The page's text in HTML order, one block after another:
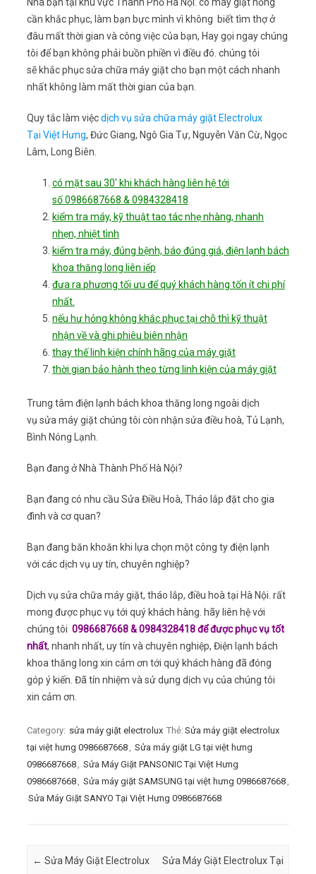
cần khắc phục, làm bạn bực mình vì không biết tìm thợ ở
đâu mất thời gian và công việc của bạn, Hay gọi ngay chúng
tôi để bạn không phải buồn phiền vì điều đó. chúng tôi
sẽ khắc phục sửa chữa máy giặt cho bạn một cách nhanh
nhất không làm mất thời gian của bạn.
Quy tắc làm việcdịch vụ sửa chữa máy giặt Electrolux
Tại Việt Hưng, Đức Giang, Ngô Gia Tự, Nguyễn Văn Cừ, Ngọc
Lâm, Long Biên.
có mặt sau 30′ khi khách hàng liên hệ tới
số 0986687668 & 0984328418
kiểm tra máy, kỹ thuật tao tác nhẹ nhàng, nhanh
nhẹn, nhiệt tình
kiểm tra máy, đúng bệnh, báo đúng giá, điện lạnh bách
khoa thăng long liên iếp
đưa ra phương tối ưu để quý khách hàng tốn ít chi phí
nhất.
nếu hư hỏng không khắc phục tại chỗ thì kỹ thuật
nhận về và ghi phiêu biên nhận
thay thế linh kiện chính hãng của máy giặt
thời gian bảo hành theo từng linh kiện của máy giặt
Trung tâm điện lạnh bách khoa thăng long ngoài dịch
vụ sửa máy giặt chúng tôi còn nhận sửa điều hoà, Tủ Lạnh,
Bình Nóng Lạnh.
Bạn đang ở Nhà Thành Phố Hà Nội?
Bạn đang có nhu cầu Sửa Điều Hoà, Tháo lắp đặt cho gia
đình và cơ quan?
Bạn đang băn khoăn khi lựa chọn một công ty điện lạnh
với các dịch vụ uy tín, chuyên nghiệp?
Dịch vụ sửa chữa máy giặt, tháo lắp, điều hoà tại Hà Nội. rất
mong được phục vụ tới quý khách hàng. hãy liên hệ với
chúng tôi 0986687668 & 0984328418 để được phục vụ tốt
nhất, nhanh nhất, uy tín và chuyên nghiệp, Điện lạnh bách
khoa thăng long xin cảm ơn tới quý khách hàng đã đóng
góp ý kiến. Đã tín nhiệm và sử dụng dịch vụ của chúng tôi
xin cảm ơn.
Category: sửa máy giặt electrolux Thẻ: Sửa máy giặt electrolux
tại việt hưng 0986687668, Sửa máy giặt LG tại việt hưng
0986687668, Sửa Máy Giặt PANSONIC Tại Việt Hưng
0986687668, Sửa máy giặt SAMSUNG tại việt hưng 0986687668,
Sửa Máy Giặt SANYO Tại Việt Hưng 0986687668
Post navigation
← Sửa Máy Giặt Electrolux
Sửa Máy Giặt Electrolux Tại